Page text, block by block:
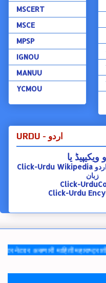
MSCERT
MSCE
MPSP
IGNOU
MANUU
YCMOU
URDU - اردو
ویکیپیڈ یا
Click-Urdu Wikipedia
زبان
Click-
Click-Urdu
असणारी माहिती